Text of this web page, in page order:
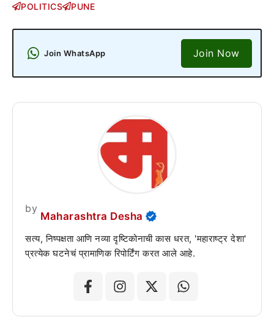
POLITICS
PUNE
Join WhatsApp Join Now
by
Maharashtra Desha
सत्य, निष्पक्षता आणि नव्या दृष्टिकोनाची कास धरत, 'महाराष्ट्र देशा'
प्रत्येक घटनेचं प्रामाणिक रिपोर्टिंग करत आले आहे.